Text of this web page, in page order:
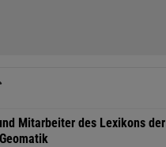
Mitarbeiter des Lexikons der